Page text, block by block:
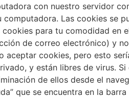
con nuestro servidor
Las cookies se
para tu comodidad en
de correo electrónico) y
cookies, pero esto
y están libres de virus. Si
de ellos desde el
que se encuentra en la